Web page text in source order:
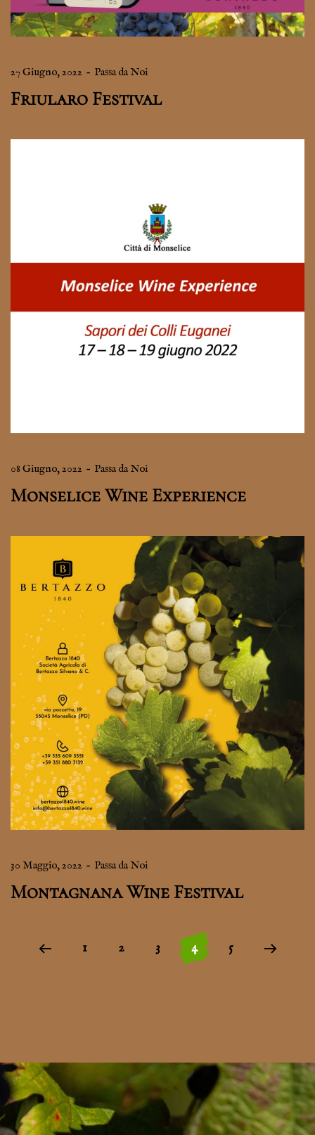
27 Giugno, 2022 – Passa da Noi
Friularo Festival
08 Giugno, 2022 – Passa da Noi
Monselice Wine Experience
30 Maggio, 2022 – Passa da Noi
Montagnana Wine Festival
1 2 3 4 5